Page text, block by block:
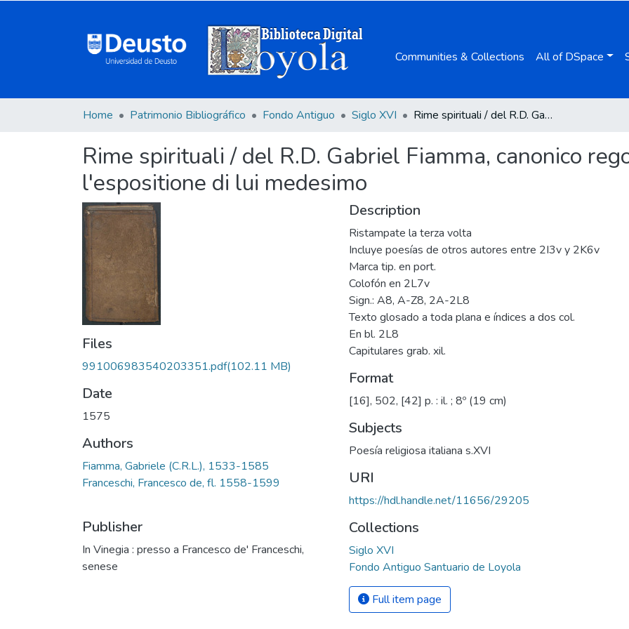
Communities & Collections All of DSpace
Home Patrimonio Bibliográfico Fondo Antiguo Siglo XVI Rime spirituali / del R.D. Gabriel Fiamma, canonico regolare lateranense ; con l'espositione di lui medesimo
Rime spirituali / del R.D. Gabriel Fiamma, canonico
l'espositione di lui medesimo
Files
991006983540203351.pdf(102.11 MB)
Date
1575
Authors
Fiamma, Gabriele (C.R.L.), 1533-1585
Franceschi, Francesco de, fl. 1558-1599
Publisher
In Vinegia : presso a Francesco de' Franceschi,
senese
Description
Ristampate la terza volta
Incluye poesías de otros autores entre 2I3v y 2K6v
Marca tip. en port.
Colofón en 2L7v
Sign.: A8, A-Z8, 2A-2L8
Texto glosado a toda plana e índices a dos col.
En bl. 2L8
Capitulares grab. xil.
Format
[16], 502, [42] p. : il. ; 8º (19 cm)
Subjects
Poesía religiosa italiana s.XVI
URI
https://hdl.handle.net/11656/29205
Collections
Siglo XVI
Fondo Antiguo Santuario de Loyola
Full item page